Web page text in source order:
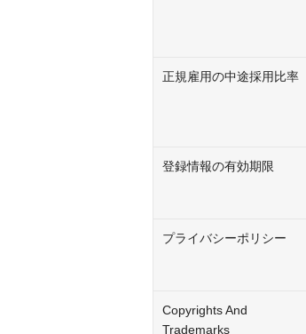
正規雇用の中途採用比率
登録情報の有効期限
プライバシーポリシー
Copyrights And
Trademarks